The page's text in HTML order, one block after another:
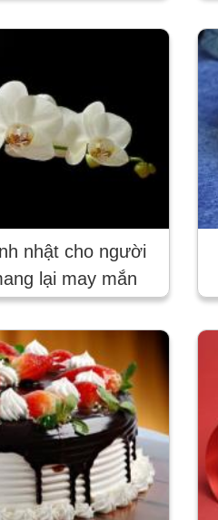
nhật cho người
lại may mắn